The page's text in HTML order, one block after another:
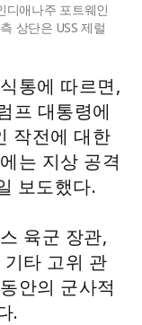
디애나주 포트웨인
상단은 USS 제럴
통에 따르면,
프 대통령에
작전에 대한
는 지상 공격
보도했다.
육군 장관,
타 고위 관
안의 군사적
.